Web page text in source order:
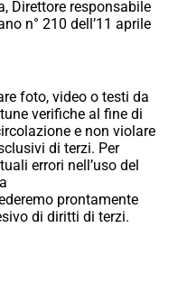
Direttore responsabile
n° 210 dell’11 aprile
foto, video o testi da
verifiche al fine di
e non violare
di terzi. Per
errori nell’uso del
prontamente
di diritti di terzi.